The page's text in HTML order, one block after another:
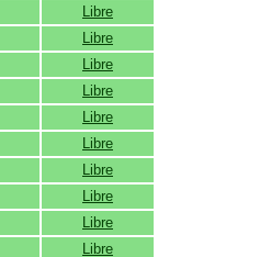
Libre
Libre
Libre
Libre
Libre
Libre
Libre
Libre
Libre
Libre